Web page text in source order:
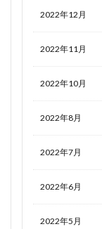
2022年12月
2022年11月
2022年10月
2022年8月
2022年7月
2022年6月
2022年5月